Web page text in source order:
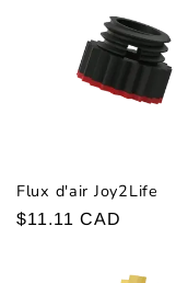
Flux d'air Joy2Life
Prix
$11.11 CAD